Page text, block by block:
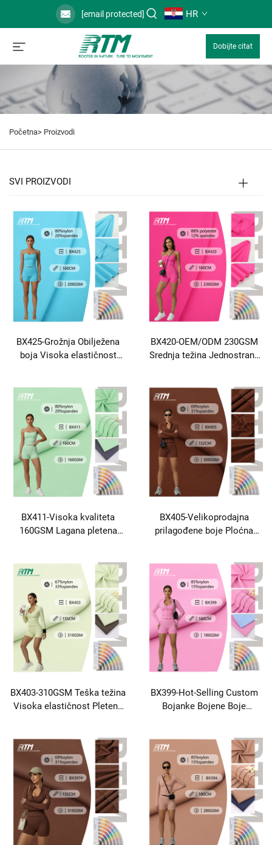
[email protected] HR
Dobijte citat
Početna> Proizvodi
SVI PROIZVODI
BX425-Grožnja Obilježena
boja Visoka elastičnost
80% Nailon 20% Spandex
tkanina Za sportsku odjeću
Yogawear&Tops
BX420-OEM/ODM 230GSM
Srednja težina Jednostrana
spandeksa za sportsku
odjeću, yoga odjeća, legingi
BX411-Visoka kvaliteta
160GSM Lagana pletena
za jogine Leggings aktivna
odjeća
BX405-Velikoprodajna
prilagođene boje Ploćna
poliesterska spandeksna
tkanina za biciklizam
BX403-310GSM Teška težina
Visoka elastičnost Pletena
Spandex tkanina Za sportsku
odjeću Kaban Yogawear
BX399-Hot-Selling Custom
Bojanke Bojene Boje
Spandex tkanina Za Aktivne
Obleke Vest T-shirt Leggings